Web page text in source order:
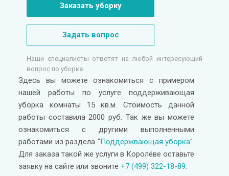
Заказать уборку
Задать вопрос
Наши специалисты ответят на любой интересующий
вопрос по уборке
Здесь вы можете ознакомиться с примером
нашей работы по услуге поддерживающая
уборка комнаты 15 кв.м. Стоимость данной
работы составила 2000 руб. Так же вы можете
ознакомиться с другими выполненными
работами из раздела "Поддержвающая уборка".
Для заказа такой же услуги в Королёве оставьте
заявку на сайте или звоните +7 (499) 322-18-89.